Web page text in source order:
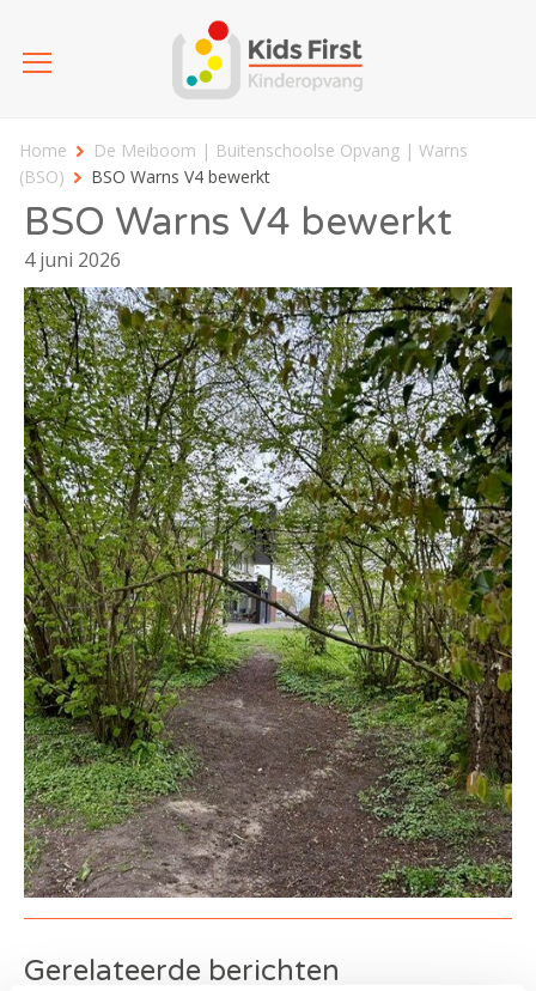
Home
De Meiboom | Buitenschoolse Opvang | Warns
(BSO)
BSO Warns V4 bewerkt
BSO Warns V4 bewerkt
4 juni 2026
Gerelateerde berichten